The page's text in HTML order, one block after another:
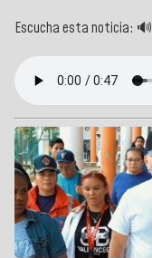
Escucha esta noticia: 🔊